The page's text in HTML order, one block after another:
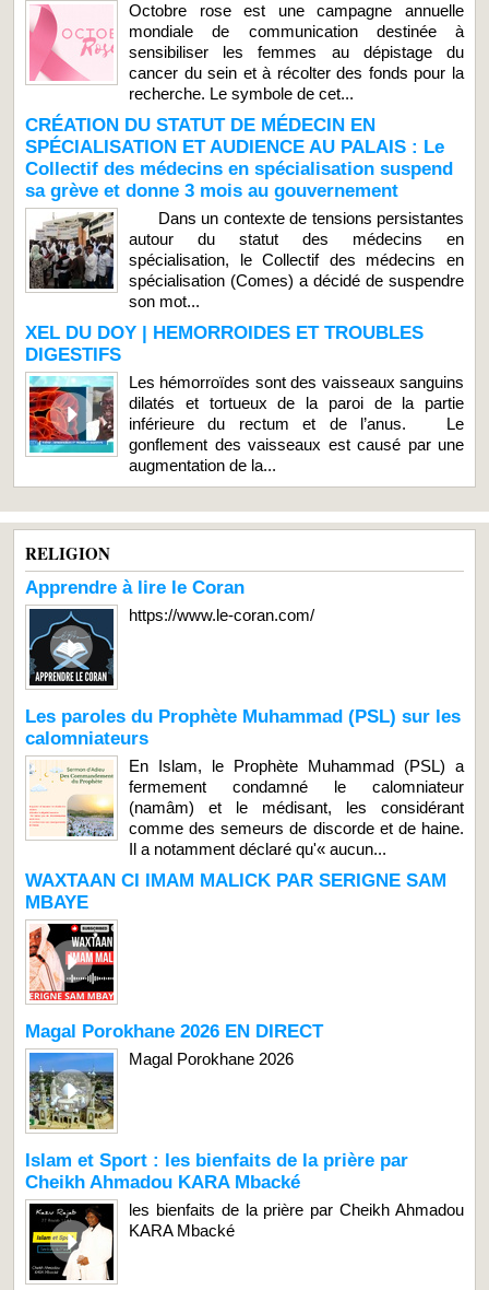
Octobre rose est une campagne annuelle
mondiale de communication destinée à
sensibiliser les femmes au dépistage du
cancer du sein et à récolter des fonds pour la
recherche. Le symbole de cet...
CRÉATION DU STATUT DE MÉDECIN EN
SPÉCIALISATION ET AUDIENCE AU PALAIS : Le
Collectif des médecins en spécialisation suspend
sa grève et donne 3 mois au gouvernement
Dans un contexte de tensions persistantes
autour du statut des médecins en
spécialisation, le Collectif des médecins en
spécialisation (Comes) a décidé de suspendre
son mot...
XEL DU DOY | HEMORROIDES ET TROUBLES
DIGESTIFS
Les hémorroïdes sont des vaisseaux sanguins
dilatés et tortueux de la paroi de la partie
inférieure du rectum et de l’anus. Le
gonflement des vaisseaux est causé par une
augmentation de la...
RELIGION
Apprendre à lire le Coran
https://www.le-coran.com/
Les paroles du Prophète Muhammad (PSL) sur les
calomniateurs
En Islam, le Prophète Muhammad (PSL) a
fermement condamné le calomniateur
(namâm) et le médisant, les considérant
comme des semeurs de discorde et de haine.
Il a notamment déclaré qu'« aucun...
WAXTAAN CI IMAM MALICK PAR SERIGNE SAM
MBAYE
Magal Porokhane 2026 EN DIRECT
Magal Porokhane 2026
Islam et Sport : les bienfaits de la prière par
Cheikh Ahmadou KARA Mbacké
les bienfaits de la prière par Cheikh Ahmadou
KARA Mbacké